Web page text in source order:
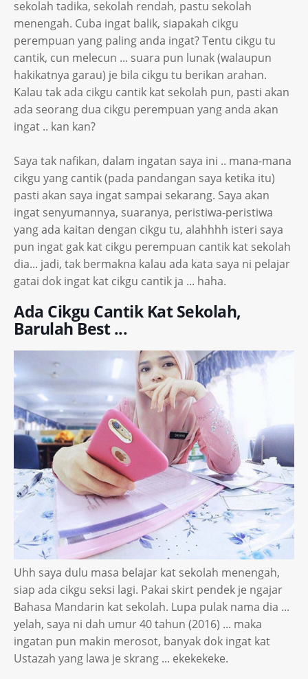
sekolah tadika, sekolah rendah, pastu sekolah
menengah. Cuba ingat balik, siapakah cikgu
perempuan yang paling anda ingat? Tentu cikgu tu
cantik, cun melecun ... suara pun lunak (walaupun
hakikatnya garau) je bila cikgu tu berikan arahan.
Kalau tak ada cikgu cantik kat sekolah pun, pasti akan
ada seorang dua cikgu perempuan yang anda akan
ingat .. kan kan?
Saya tak nafikan, dalam ingatan saya ini .. mana-mana
cikgu yang cantik (pada pandangan saya ketika itu)
pasti akan saya ingat sampai sekarang. Saya akan
ingat senyumannya, suaranya, peristiwa-peristiwa
yang ada kaitan dengan cikgu tu, alahhhh isteri saya
pun ingat gak kat cikgu perempuan cantik kat sekolah
dia... jadi, tak bermakna kalau ada kata saya ni pelajar
gatai dok ingat kat cikgu cantik ja ... haha.
Ada Cikgu Cantik Kat Sekolah,
Barulah Best ...
Uhh saya dulu masa belajar kat sekolah menengah,
siap ada cikgu seksi lagi. Pakai skirt pendek je ngajar
Bahasa Mandarin kat sekolah. Lupa pulak nama dia ...
yelah, saya ni dah umur 40 tahun (2016) ... maka
ingatan pun makin merosot, banyak dok ingat kat
Ustazah yang lawa je skrang ... ekekekeke.